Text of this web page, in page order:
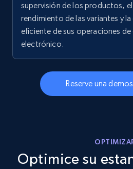
5.6K+ 875+
Walmart - products -
using sku numbers
URL, Final price, Sku,
Specifications, Image urls,
supervisión de los productos, el
rendimiento de las variantes y
eficiente de sus operaciones
electrónico.
Reserve una
Optimice su